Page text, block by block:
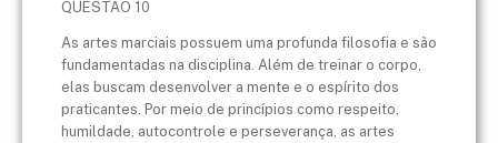
QUESTÃO 10
As artes marciais possuem uma profunda filosofia e são
fundamentadas na disciplina. Além de treinar o corpo,
elas buscam desenvolver a mente e o espírito dos
praticantes. Por meio de princípios como respeito,
humildade, autocontrole e perseverança, as artes